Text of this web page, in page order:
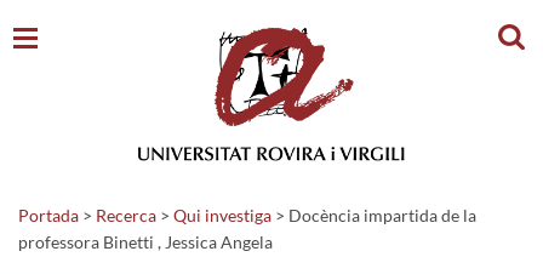
Portada > Recerca > Qui investiga > Docència impartida de la
professora Binetti , Jessica Angela